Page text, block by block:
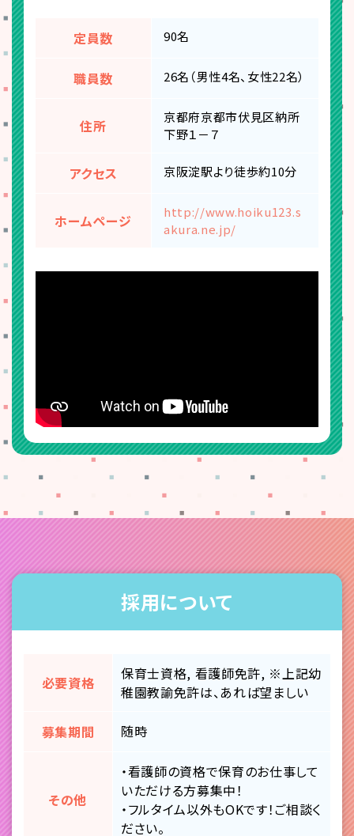
定員数 90名
職員数 26名（男性4名、女性22名）
住所
京都府京都市伏見区納所
下野１－７
アクセス 京阪淀駅より徒歩約10分
ホームページ
http://www.hoiku123.s
akura.ne.jp/
採用について
必要資格
保育士資格, 看護師免許, ※上記幼
稚園教諭免許は、あれば望ましい
募集期間 随時
その他
・看護師の資格で保育のお仕事して
いただける方募集中！
・フルタイム以外もOKです！ご相談く
ださい。